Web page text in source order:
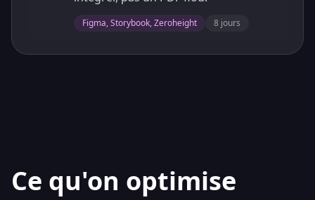
Figma, Storybook, Zeroheight 8 jours
Ce qu'on optimise